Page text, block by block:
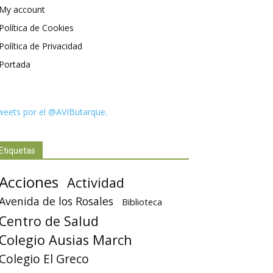
account
de Cookies
de Privacidad
por el @AVIButarque.
Actividad
de los Rosales Biblioteca
de Salud
Ausias March
El Greco